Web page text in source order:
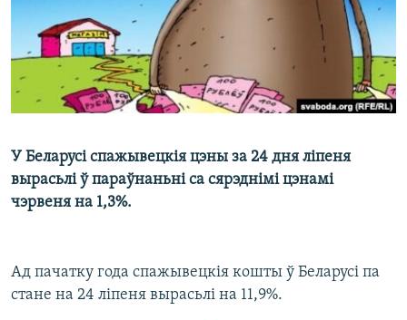
КАЛЯНДАР
НА ХВАЛЯХ СВАБОДЫ
У Беларусі спажывецкія цэны за 24 дня ліпеня
вырасьлі ў параўнаньні са сярэднімі цэнамі
чэрвеня на 1,3%.
Ад пачатку года спажывецкія кошты ў Беларусі па
стане на 24 ліпеня вырасьлі на 11,9%.